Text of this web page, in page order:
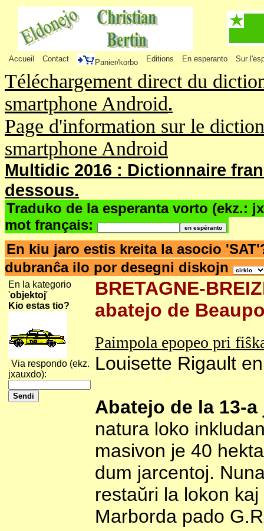
Accueil Contact Panier/korbo Editions En esperanto Sur
Téléchargement direct du
smartphone Android.
Page d'information sur le
smartphone Android
Multidic 2016 : Dictionnaire
dessous.
Traduko de la esperanta vorto (ekz.:
mot français:
En kiu jaro estis kreita la asocio
dubranĉa ilo por desegni diskojn
En la kategorio
'objektoj'
Kio estas tio?
Via respondo (ekz.
jxauxdo):
BRETAGNE-
abatejo de
Paimpola epopeo pri
Louisette Rigault
Abatejo de la 13-
natura loko
masivon je 40
dum jarcentoj.
restaŭri la lokon
Marborda pado